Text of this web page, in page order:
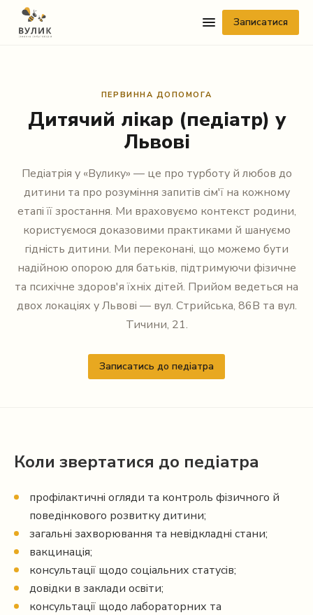
Записатися
ПЕРВИННА ДОПОМОГА
Дитячий лікар (педіатр) у
Львові
Педіатрія у «Вулику» — це про турботу й любов до
дитини та про розуміння запитів сім'ї на кожному
етапі її зростання. Ми враховуємо контекст родини,
користуємося доказовими практиками й шануємо
гідність дитини. Ми переконані, що можемо бути
надійною опорою для батьків, підтримуючи фізичне
та психічне здоров'я їхніх дітей. Прийом ведеться на
двох локаціях у Львові — вул. Стрийська, 86В та вул.
Тичини, 21.
Записатись до педіатра
Коли звертатися до педіатра
профілактичні огляди та контроль фізичного й
поведінкового розвитку дитини;
загальні захворювання та невідкладні стани;
вакцинація;
консультації щодо соціальних статусів;
довідки в заклади освіти;
консультації щодо лабораторних та
Telegram
Viber
WhatsApp
Facebook Messenger
Instagram